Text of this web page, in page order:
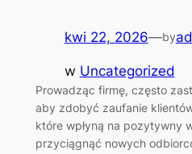
kwi 22, 2026—by
w Uncategorized
Prowadząc firmę, często
aby zdobyć zaufanie
które wpłyną na pozytywny
przyciągnąć nowych